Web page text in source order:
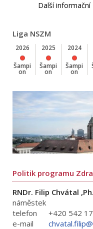
Další
Liga NSZM
2026
Šampi
on
2025
Šampi
on
2024
Šampi
on
Politik programu
RNDr. Filip Chvátal
náměstek
telefon
+420 542
e-mail